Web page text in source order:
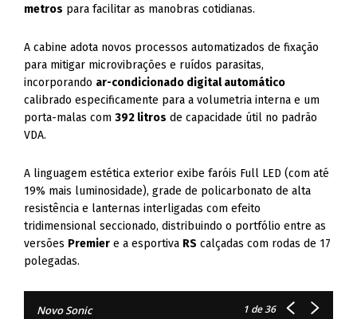
metros para facilitar as manobras cotidianas.
A cabine adota novos processos automatizados de fixação
para mitigar microvibrações e ruídos parasitas,
incorporando ar-condicionado digital automático
calibrado especificamente para a volumetria interna e um
porta-malas com392 litros de capacidade útil no padrão
VDA.
A linguagem estética exterior exibe faróis Full LED (com até
19% mais luminosidade), grade de policarbonato de alta
resistência e lanternas interligadas com efeito
tridimensional seccionado, distribuindo o portfólio entre as
versões Premier e a esportiva RS calçadas com rodas de 17
polegadas.
Novo Sonic 1de 36